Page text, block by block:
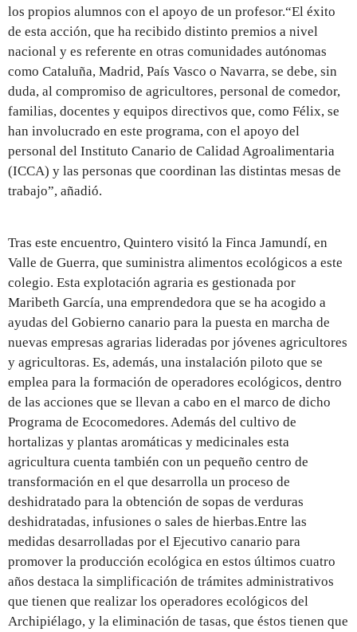
los propios alumnos con el apoyo de un profesor.“El éxito
de esta acción, que ha recibido distinto premios a nivel
nacional y es referente en otras comunidades autónomas
como Cataluña, Madrid, País Vasco o Navarra, se debe, sin
duda, al compromiso de agricultores, personal de comedor,
familias, docentes y equipos directivos que, como Félix, se
han involucrado en este programa, con el apoyo del
personal del Instituto Canario de Calidad Agroalimentaria
(ICCA) y las personas que coordinan las distintas mesas de
trabajo”, añadió.
Tras este encuentro, Quintero visitó la Finca Jamundí, en
Valle de Guerra, que suministra alimentos ecológicos a este
colegio. Esta explotación agraria es gestionada por
Maribeth García, una emprendedora que se ha acogido a
ayudas del Gobierno canario para la puesta en marcha de
nuevas empresas agrarias lideradas por jóvenes agricultores
y agricultoras. Es, además, una instalación piloto que se
emplea para la formación de operadores ecológicos, dentro
de las acciones que se llevan a cabo en el marco de dicho
Programa de Ecocomedores. Además del cultivo de
hortalizas y plantas aromáticas y medicinales esta
agricultura cuenta también con un pequeño centro de
transformación en el que desarrolla un proceso de
deshidratado para la obtención de sopas de verduras
deshidratadas, infusiones o sales de hierbas.Entre las
medidas desarrolladas por el Ejecutivo canario para
promover la producción ecológica en estos últimos cuatro
años destaca la simplificación de trámites administrativos
que tienen que realizar los operadores ecológicos del
Archipiélago, y la eliminación de tasas, que éstos tienen que